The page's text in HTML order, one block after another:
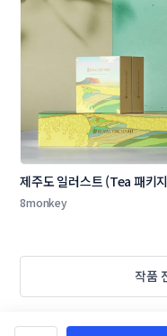
제주도 일러스트 (Tea 패키
8monkey
작품